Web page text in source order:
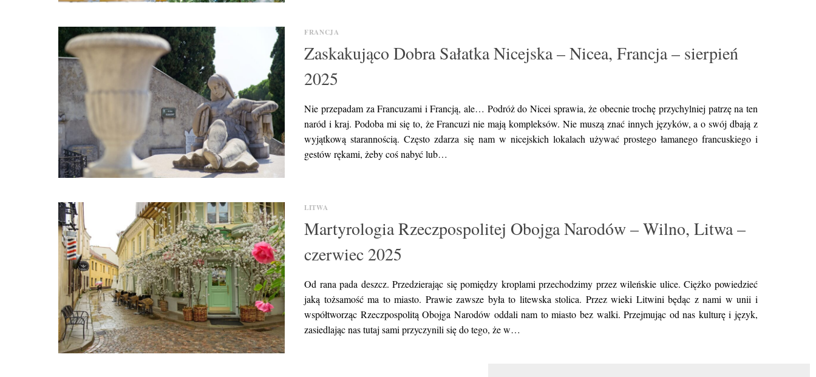
FRANCJA
Zaskakująco Dobra Sałatka Nicejska – Nicea, Francja – sierpień
2025
Nie przepadam za Francuzami i Francją, ale… Podróż do Nicei sprawia, że obecnie trochę przychylniej patrzę na ten
naród i kraj. Podoba mi się to, że Francuzi nie mają kompleksów. Nie muszą znać innych języków, a o swój dbają z
wyjątkową starannością. Często zdarza się nam w nicejskich lokalach używać prostego łamanego francuskiego i
gestów rękami, żeby coś nabyć lub…
LITWA
Martyrologia Rzeczpospolitej Obojga Narodów – Wilno, Litwa –
czerwiec 2025
Od rana pada deszcz. Przedzierając się pomiędzy kroplami przechodzimy przez wileńskie ulice. Ciężko powiedzieć
jaką tożsamość ma to miasto. Prawie zawsze była to litewska stolica. Przez wieki Litwini będąc z nami w unii i
współtworząc Rzeczpospolitą Obojga Narodów oddali nam to miasto bez walki. Przejmując od nas kulturę i język,
zasiedlając nas tutaj sami przyczynili się do tego, że w…